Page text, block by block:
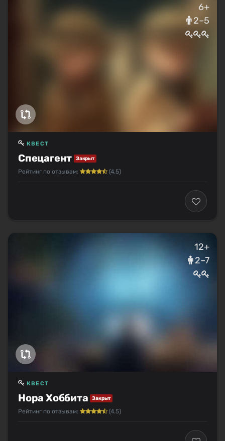
6+
2–5
Спецагент Закрыт
КВЕСТ
Рейтинг по отзывам: (4.5)
12+
2–7
Нора Хоббита Закрыт
КВЕСТ
Рейтинг по отзывам: (4.5)